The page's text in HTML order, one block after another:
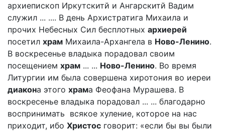
архиепископ Иркутскитй и Ангарскитй Вадим
служил ... .... В день Архистратига Михаила и
прочих Небесных Сил бесплотных архиерей
посетил храм Михаила-Архангела в Ново-Ленино.
В воскресенье владыка порадовал своим
посещением храм ... ... Ново-Ленино. Во время
Литургии им была совершена хиротония во иереи
диакона этого храма Феофана Мурашева. В
воскресенье владыка порадовал ... ... благодарно
воспринимать всякое хуление, которое на нас
приходит, ибо Христос говорит: «если бы вы были